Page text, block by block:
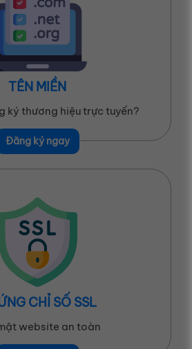
TÊN MIỀN
ký thương hiệu trực tuyến?
Đăng ký ngay
CHỈ SỐ SSL
website an toàn